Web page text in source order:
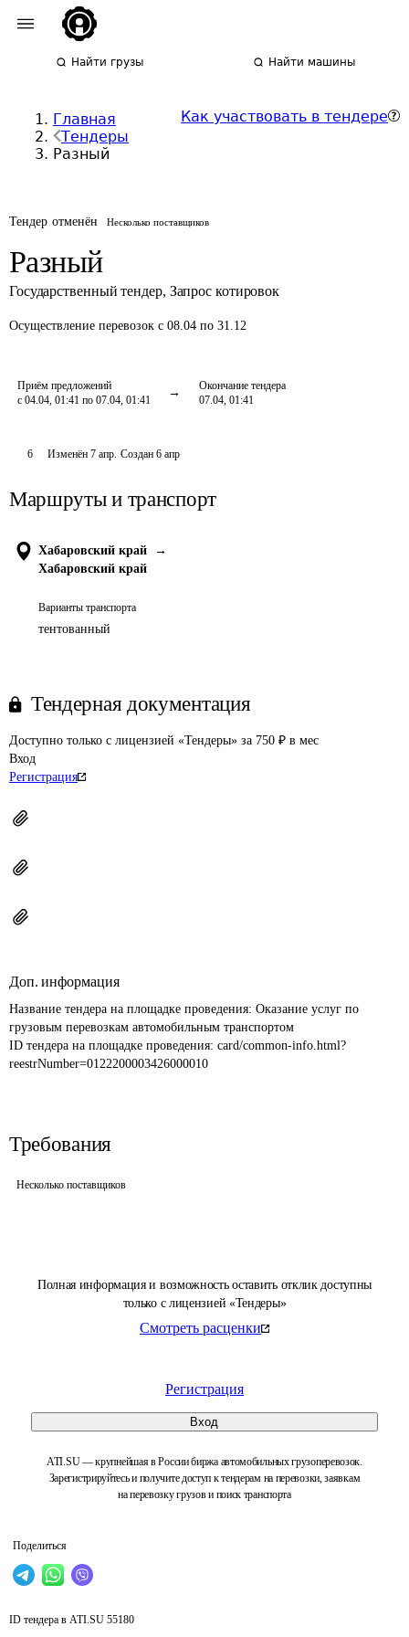
Найти грузы Найти машины
Главная
Тендеры
Разный
Как участвовать в тендере
Тендер отменён Несколько поставщиков
Разный
Государственный тендер, Запрос котировок
Осуществление перевозок с 08.04 по 31.12
Приём предложений
с 04.04, 01:41 по 07.04, 01:41
Окончание тендера
07.04, 01:41
Полная информация и возможность оставить отклик доступны
только с лицензией «Тендеры»
Смотреть расценки
Регистрация
Вход
ATI.SU — крупнейшая в России биржа автомобильных грузоперевозок.
Зарегистрируйтесь и получите доступ к тендерам на перевозки, заявкам
на перевозку грузов и поиск транспорта
Поделиться
6 Изменён 7 апр. Создан 6 апр
Маршруты и транспорт
Хабаровский край
→
Хабаровский край
Варианты транспорта
тентованный
Тендерная документация
Доступно только с лицензией «Тендеры» за 750 ₽ в мес
Вход
Регистрация
Доп. информация
Название тендера на площадке проведения: Оказание услуг по
грузовым перевозкам автомобильным транспортом
ID тендера на площадке проведения: card/common-info.html?
reestrNumber=0122200003426000010
Требования
Несколько поставщиков
ID тендера в ATI.SU 55180